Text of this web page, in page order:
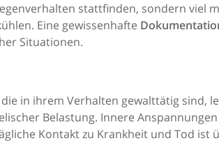
stattfinden, sondern viel
Eine gewissenhafte
Situationen.
in ihrem Verhalten gewalttätig sind,
Belastung. Innere
Kontakt zu Krankheit und Tod ist